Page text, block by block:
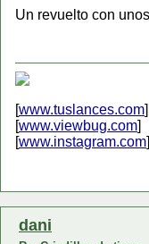
Un revuelto con
[www.tuslances.com]
[www.viewbug.com]
[www.instagram.com]
dani